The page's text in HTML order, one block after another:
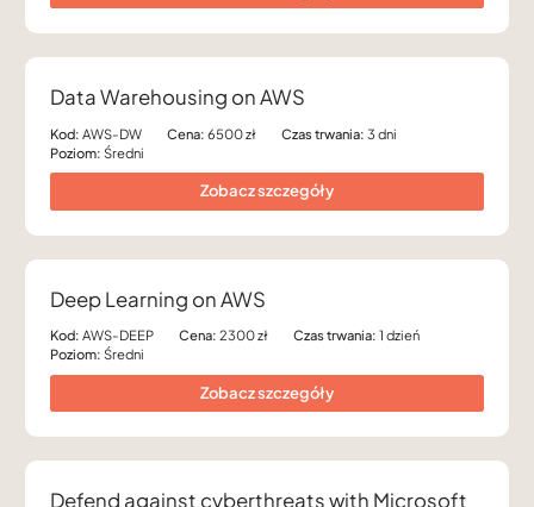
Data Warehousing on AWS
Kod: AWS-DW Cena: 6500 zł Czas trwania: 3 dni
Poziom: Średni
Zobacz szczegóły
Deep Learning on AWS
Kod: AWS-DEEP Cena: 2300 zł Czas trwania: 1 dzień
Poziom: Średni
Zobacz szczegóły
Defend against cyberthreats with Microsoft